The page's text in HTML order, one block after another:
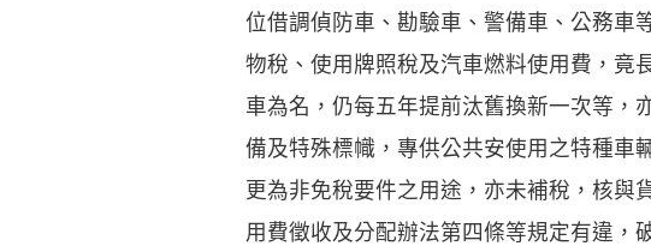
位借調偵防車、勘驗車、警備車、公務車
物稅、使用牌照稅及汽車燃料使用費，竟
車為名，仍每五年提前汰舊換新一次等，
備及特殊標幟，專供公共安使用之特種車
更為非免稅要件之用途，亦未補稅，核與
用費徵收及分配辦法第四條等規定有違，